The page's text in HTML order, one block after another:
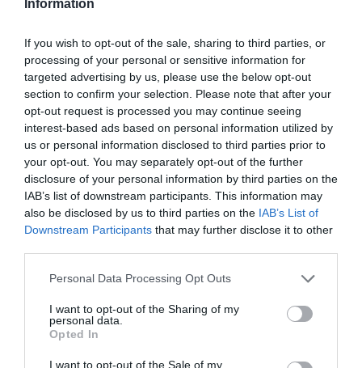
Information
If you wish to opt-out of the sale, sharing to third parties, or
processing of your personal or sensitive information for
targeted advertising by us, please use the below opt-out
section to confirm your selection. Please note that after your
opt-out request is processed you may continue seeing
interest-based ads based on personal information utilized by
us or personal information disclosed to third parties prior to
your opt-out. You may separately opt-out of the further
disclosure of your personal information by third parties on the
IAB’s list of downstream participants. This information may
also be disclosed by us to third parties on the IAB’s List of
Downstream Participants that may further disclose it to other
Personal Data Processing Opt Outs
I want to opt-out of the Sharing of my
personal data.
Opted In
I want to opt-out of the Sale of my
Sassoferrato, mașină cu cinci
persoane se ciocnește de un parapet
de protecție, mort un tânăr român de
18 ani
Accident mortal pe autostradă la
Venezia, ciocnire violentă între un
microbuz românesc și un camion
Ragusa, tânăr român de 24 de ani, face
baie în mare pe timpul furtunii şi se îneacă
Următorul articol